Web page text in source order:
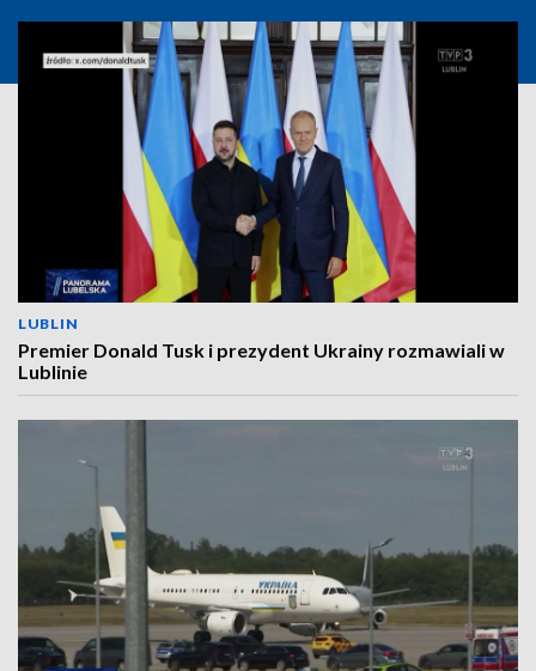
LUBLIN
Premier Donald Tusk i prezydent Ukrainy rozmawiali w
Lublinie